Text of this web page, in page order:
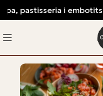
pastisseria i embotits.